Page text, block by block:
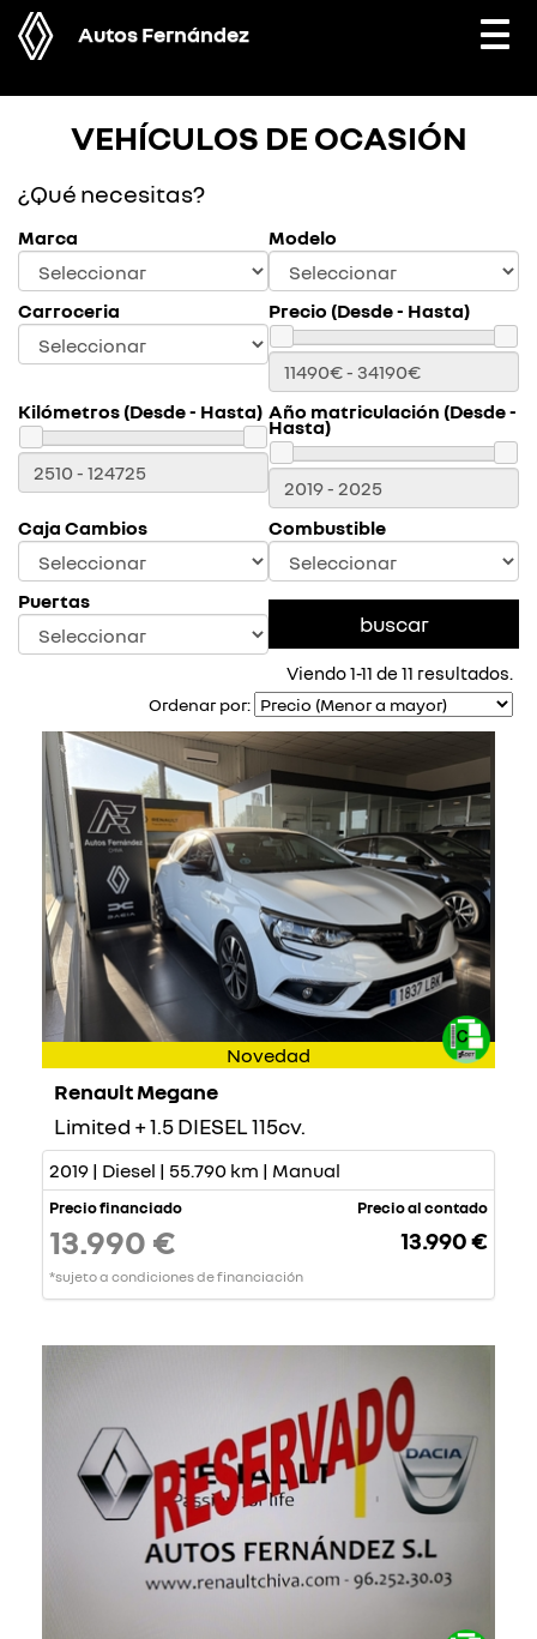
Autos Fernández
VEHÍCULOS DE OCASIÓN
¿Qué necesitas?
Marca Modelo
Carroceria Precio (Desde - Hasta)
Kilómetros (Desde - Hasta) Año matriculación (Desde -
Hasta)
Caja Cambios Combustible
Puertas
Viendo 1-11 de 11 resultados.
Ordenar por:
Novedad
Renault Megane
Limited + 1.5 DIESEL 115cv.
2019 | Diesel | 55.790 km | Manual
Precio financiado
13.990 €
*sujeto a condiciones de financiación
Precio al contado
13.990 €